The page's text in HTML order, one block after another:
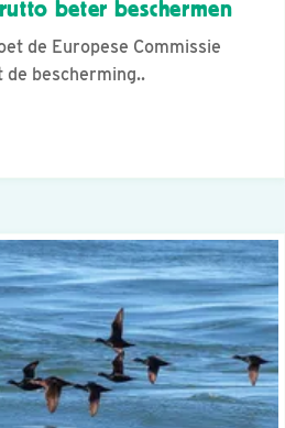
beter beschermen
de Europese Commissie
de bescherming..